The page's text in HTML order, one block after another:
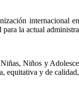
internacional
para la actual
Niños y
y de